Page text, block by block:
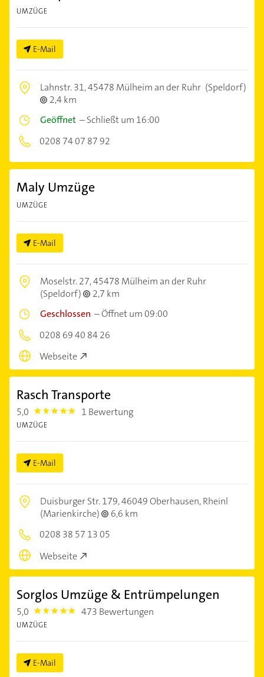
UMZÜGE
E-Mail
Lahnstr. 31,45478 Mülheim an der Ruhr (Speldorf)
2,4 km
Geöffnet –Schließt um 16:00
0208 74 07 87 92
Maly Umzüge
UMZÜGE
E-Mail
Moselstr. 27,45478 Mülheim an der Ruhr
(Speldorf)
2,7 km
Geschlossen –Öffnet um 09:00
0208 69 40 84 26
Webseite
Rasch Transporte
5,0 5.0 1 Bewertung
UMZÜGE
E-Mail
Duisburger Str. 179,46049 Oberhausen, Rheinl
(Marienkirche)
6,6 km
0208 38 57 13 05
Webseite
Sorglos Umzüge & Entrümpelungen
5,0 5.0 473 Bewertungen
UMZÜGE
E-Mail